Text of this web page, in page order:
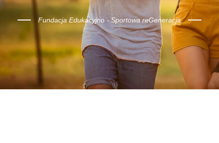
Fundacja Edukacyjno - Sportowa reGeneracja